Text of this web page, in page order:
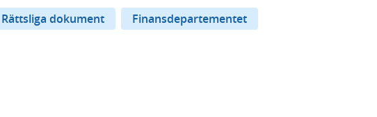
Rättsliga dokument Finansdepartementet